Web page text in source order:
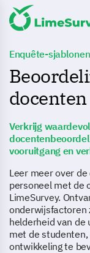
Enquête-sjablonen
docenten
Verkrijg
vooruitgang en
Leer meer over
personeel met de
LimeSurvey.
onderwijsfactoren
helderheid van de
met de
ontwikkeling te